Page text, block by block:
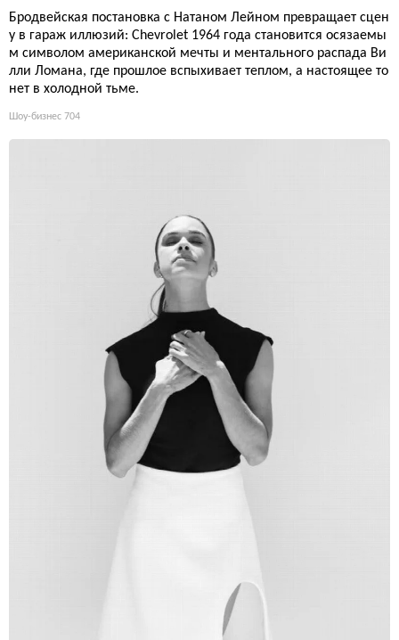
Бродвейская постановка с Натаном Лейном превращает сцен
у в гараж иллюзий: Chevrolet 1964 года становится осязаемы
м символом американской мечты и ментального распада Ви
лли Ломана, где прошлое вспыхивает теплом, а настоящее то
нет в холодной тьме.
Шоу-бизнес 704